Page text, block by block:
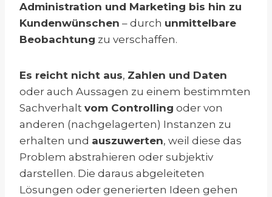
Administration und Marketing bis hin zu
Kundenwünschen – durch unmittelbare
Beobachtung zu verschaffen.
Es reicht nicht aus, Zahlen und Daten
oder auch Aussagen zu einem bestimmten
Sachverhalt vom Controlling oder von
anderen (nachgelagerten) Instanzen zu
erhalten und auszuwerten, weil diese das
Problem abstrahieren oder subjektiv
darstellen. Die daraus abgeleiteten
Lösungen oder generierten Ideen gehen